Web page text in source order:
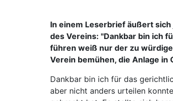
In einem Leserbrief äußert
des Vereins: "Dankbar bin ich
führen weiß nur der zu
Verein bemühen, die Anlage in
Dankbar bin ich für das
aber nicht anders urteilen